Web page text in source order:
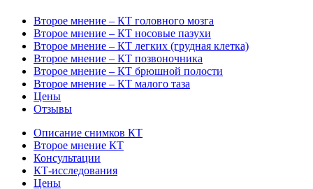
Второе мнение – КТ головного мозга
Второе мнение – КТ носовые пазухи
Второе мнение – КТ легких (грудная клетка)
Второе мнение – КТ позвоночника
Второе мнение – КТ брюшной полости
Второе мнение – КТ малого таза
Цены
Отзывы
Описание снимков КТ
Второе мнение КТ
Консультации
КТ-исследования
Цены